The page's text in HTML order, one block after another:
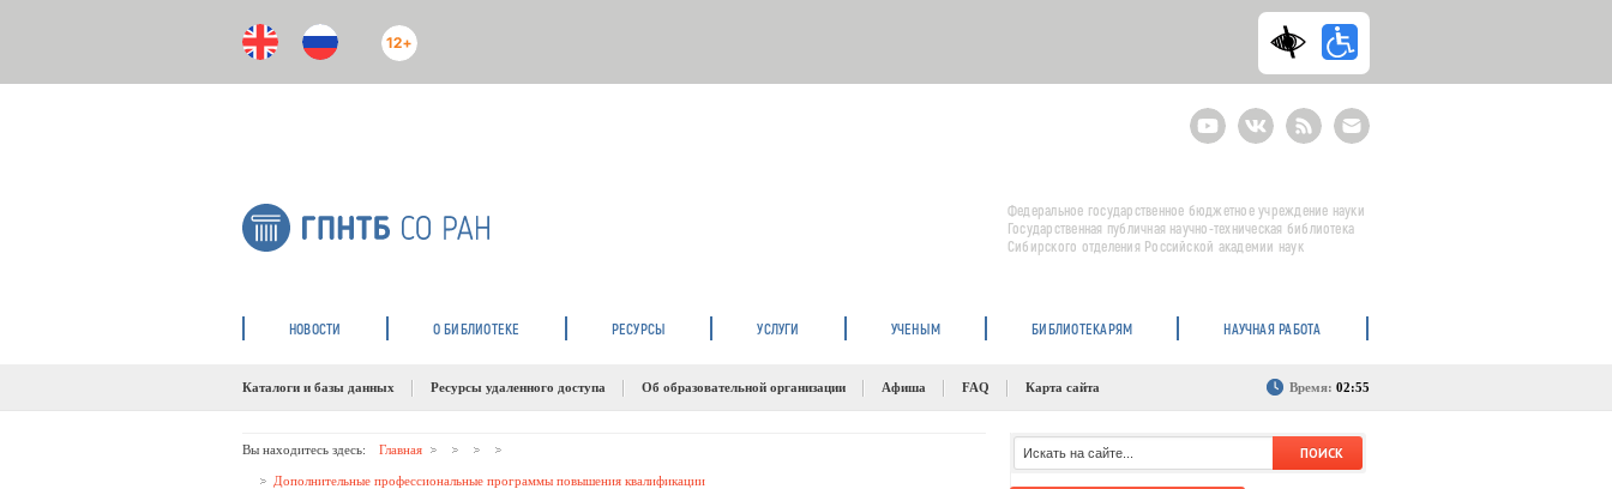
12+
YoutubeВКонтакте
RSS
E-
mail
Федеральное государственное бюджетное учреждение науки
Государственная публичная научно-техническая библиотека
Сибирского отделения Российской академии наук
НОВОСТИ О БИБЛИОТЕКЕ РЕСУРСЫ УСЛУГИ УЧЕНЫМ БИБЛИОТЕКАРЯМ НАУЧНАЯ РАБОТА
Каталоги и базы данных Ресурсы удаленного доступа Об образовательной организации Афиша FAQ Карта сайта Время: 02:55
Вы находитесь здесь: Главная
Дополнительные профессиональные программы повышения квалификации